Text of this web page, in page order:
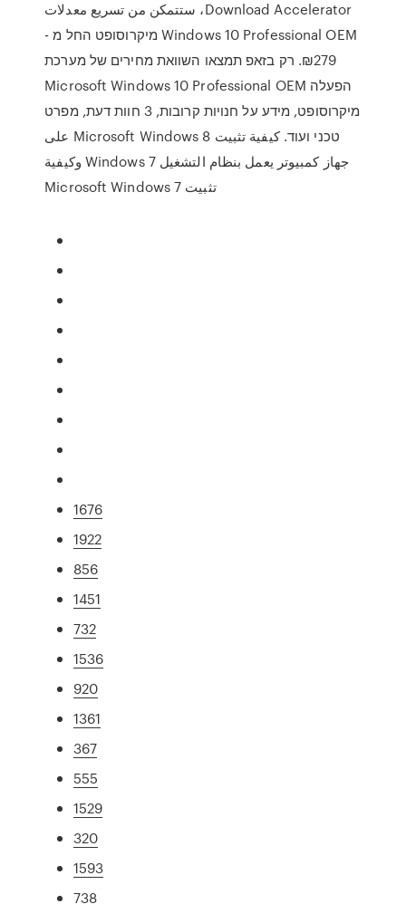
Download Accelerator، ستتمكن من تسريع معدلات
Windows 10 Professional OEM מיקרוסופט החל מ -
279‏₪. רק בזאפ תמצאו השוואת מחירים של מערכת
הפעלה Microsoft Windows 10 Professional OEM
מיקרוסופט, מידע על חנויות קרובות, 3 חוות דעת, מפרט
טכני ועוד. كيفية تثبيت Microsoft Windows 8 على
جهاز كمبيوتر يعمل بنظام التشغيل Windows 7 وكيفية
تثبيت Microsoft Windows 7
1676
1922
856
1451
732
1536
920
1361
367
555
1529
320
1593
738